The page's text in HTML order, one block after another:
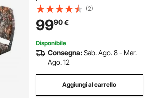
Spugna Pelle PU Cerniere in Lega di
Alluminio per Barche Yacht Navi,
Sedile 2 Pezzi per Barche Pesca
(2)
9990€
Disponibile
Consegna:Sab. Ago. 8 - Mer.
Ago. 12
Aggiungi al carrello